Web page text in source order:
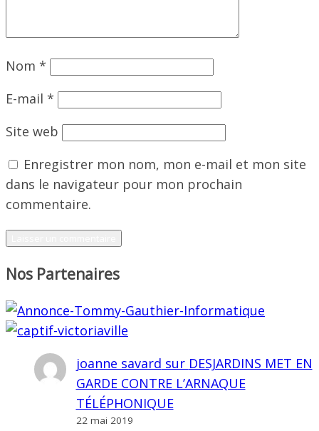
Nom *
E-mail *
Site web
Enregistrer mon nom, mon e-mail et mon site
dans le navigateur pour mon prochain
commentaire.
Nos Partenaires
joanne savard sur DESJARDINS MET EN
GARDE CONTRE L’ARNAQUE
TÉLÉPHONIQUE
22 mai 2019